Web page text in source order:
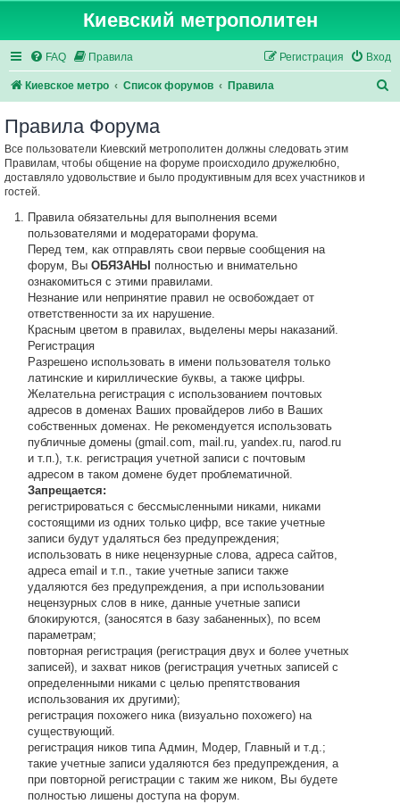
Киевский метрополитен
FAQ Правила Вход
Регистрация
Киевское метро Список форумов Правила
Правила Форума
Все пользователи Киевский метрополитен должны следовать этим
Правилам, чтобы общение на форуме происходило дружелюбно,
доставляло удовольствие и было продуктивным для всех участников и
гостей.
Правила обязательны для выполнения всеми
пользователями и модераторами форума.
Перед тем, как отправлять свои первые сообщения на
форум, ВыОБЯЗАНЫ полностью и внимательно
ознакомиться с этими правилами.
Незнание или непринятие правил не освобождает от
ответственности за их нарушение.
Красным цветом в правилах, выделены меры наказаний.
Регистрация
Разрешено использовать в имени пользователя только
латинские и кириллические буквы, а также цифры.
Желательна регистрация с использованием почтовых
адресов в доменах Ваших провайдеров либо в Ваших
собственных доменах. Не рекомендуется использовать
публичные домены (gmail.com, mail.ru, yandex.ru, narod.ru
и т.п.), т.к. регистрация учетной записи с почтовым
адресом в таком домене будет проблематичной.
Запрещается:
регистрироваться с бессмысленными никами, никами
состоящими из одних только цифр, все такие учетные
записи будут удаляться без предупреждения;
использовать в нике нецензурные слова, адреса сайтов,
адреса email и т.п., такие учетные записи также
удаляются без предупреждения, а при использовании
нецензурных слов в нике, данные учетные записи
блокируются, (заносятся в базу забаненных), по всем
параметрам;
повторная регистрация (регистрация двух и более учетных
записей), и захват ников (регистрация учетных записей с
определенными никами с целью препятствования
использования их другими);
регистрация похожего ника (визуально похожего) на
существующий.
регистрация ников типа Админ, Модер, Главный и т.д.;
такие учетные записи удаляются без предупреждения, а
при повторной регистрации с таким же ником, Вы будете
полностью лишены доступа на форум.